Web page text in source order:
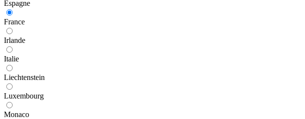
Espagne
France
Irlande
Italie
Liechtenstein
Luxembourg
Monaco